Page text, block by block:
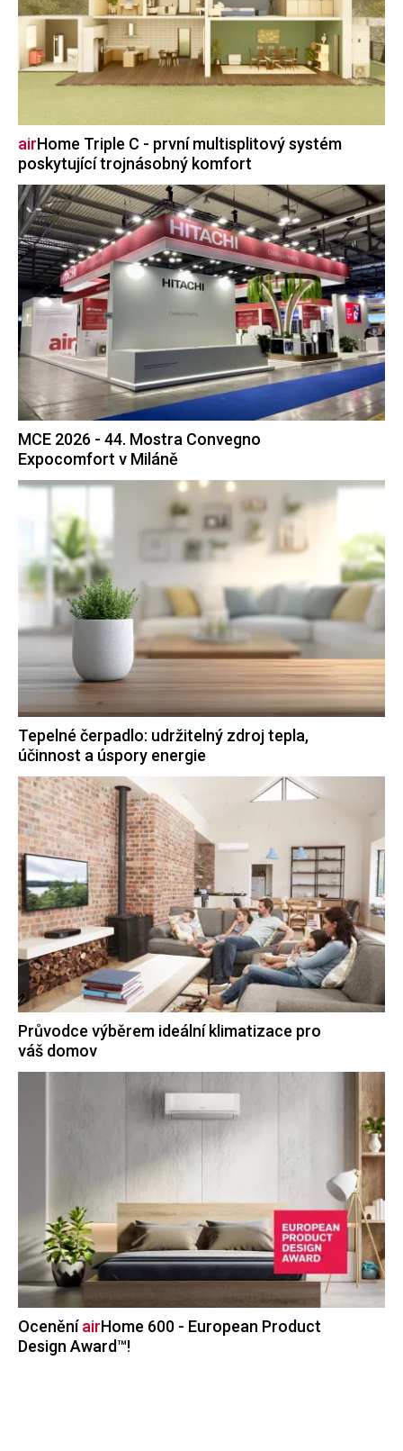
airHome Triple C - první multisplitový systém
poskytující trojnásobný komfort
MCE 2026 - 44. Mostra Convegno
Expocomfort v Miláně
Tepelné čerpadlo: udržitelný zdroj tepla,
účinnost a úspory energie
Průvodce výběrem ideální klimatizace pro
váš domov
OceněníairHome 600 - European Product
Design Award™!